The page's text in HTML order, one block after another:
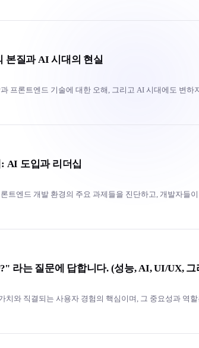
본질과 AI 시대의 현실
프론트엔드 기술에 대한 오해, 그리고 AI 시대에도 변하
AI 도입과 리더십
트엔드 개발 환경의 주요 과제들을 진단하고, 개발자들
라는 질문에 답합니다. (성능, AI, UI/UX, 그
와 직결되는 사용자 경험의 핵심이며, 그 중요성과 역